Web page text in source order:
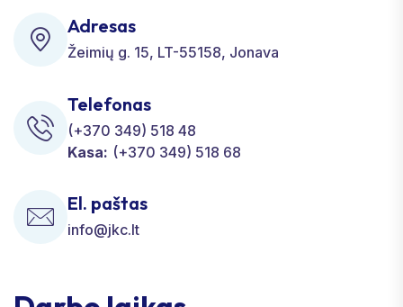
Adresas
Žeimių g. 15, LT-55158, Jonava
Telefonas
(+370 349) 518 48
Kasa: (+370 349) 518 68
El. paštas
info@jkc.lt